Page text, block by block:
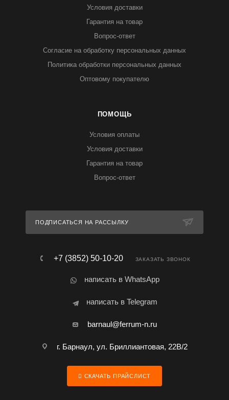
Условия доставки
Гарантия на товар
Вопрос-ответ
Согласие на обработку персональных данных
Политика обработки персональных данных
Оптовому покупателю
ПОМОЩЬ
Условия оплаты
Условия доставки
Гарантия на товар
Вопрос-ответ
ПОДПИСАТЬСЯ НА РАССЫЛКУ
+7 (3852) 50-10-20 ЗАКАЗАТЬ ЗВОНОК
написать в WhatsApp
написать в Telegram
barnaul@ferrum-n.ru
г. Барнаул, ул. Бриллиантовая, 22В/2
СКАЧАТЬ ПРАЙСЛИСТ